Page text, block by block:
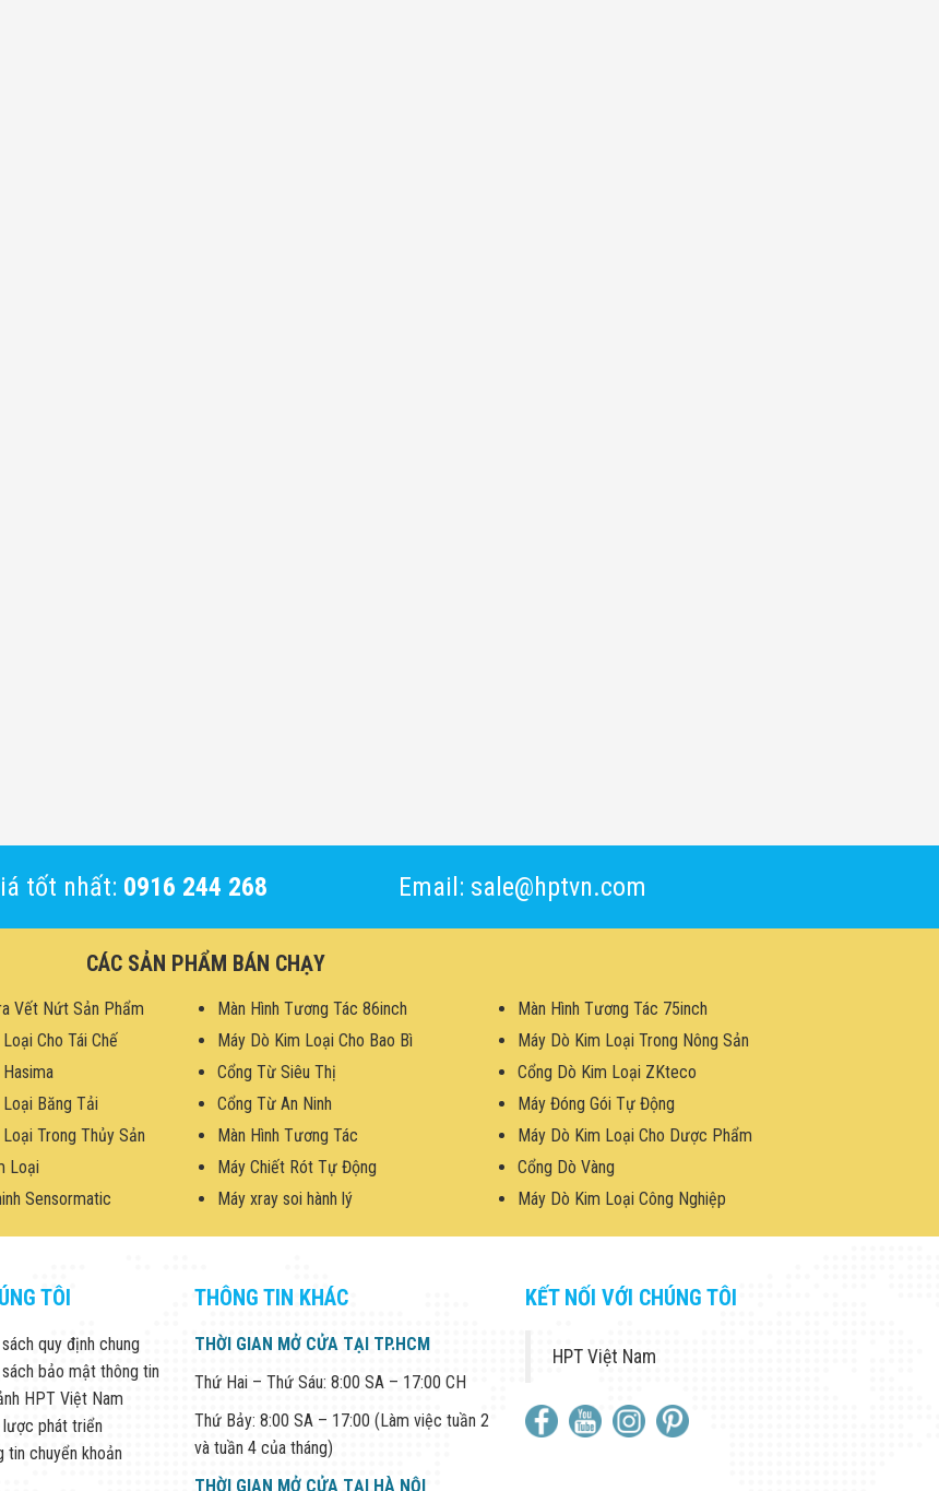
tốt nhất: 0916 244 268 Email: sale@hptvn.com
CÁC SẢN PHẨM BÁN CHẠY
Vết Nứt Sản Phẩm Màn Hình Tương Tác 86inch
Màn Hình Tương Tác 75inch
Cho Tái Chế Máy Dò Kim Loại Cho Bao Bì
Máy Dò Kim Loại Trong Nông Sản
Cổng Từ Siêu Thị
Cổng Dò Kim Loại ZKteco
Băng Tải Cổng Từ An Ninh
Máy Đóng Gói Tự Động
Trong Thủy Sản Màn Hình Tương Tác
Máy Dò Kim Loại Cho Dược Phẩm
Loại Máy Chiết Rót Tự Động
Cổng Dò Vàng
Sensormatic Máy xray soi hành lý Máy Dò Kim Loại Công Nghiệp
TÔI
sách quy định chung
sách bảo mật thông tin
HPT Việt Nam
lược phát triển
tin chuyển khoản
THÔNG TIN KHÁC
THỜI GIAN MỞ CỬA TẠI TP.HCM
Thứ Hai – Thứ Sáu: 8:00 SA – 17:00 CH
Thứ Bảy: 8:00 SA – 17:00 (Làm việc tuần 2
và tuần 4 của tháng)
THỜI GIAN MỞ CỬA TẠI HÀ NỘI
KẾT NỐI VỚI CHÚNG TÔI
HPT Việt Nam